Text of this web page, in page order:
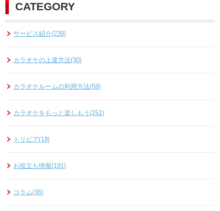
CATEGORY
サービス紹介(239)
カラオケの上達方法(30)
カラオケルームの利用方法(59)
カラオケをもっと楽しもう(251)
トリビア(19)
お役立ち情報(191)
コラム(36)